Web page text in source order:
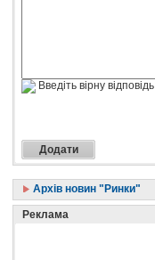
Введіть вірну відповідь
Архів новин "Ринки"
Реклама